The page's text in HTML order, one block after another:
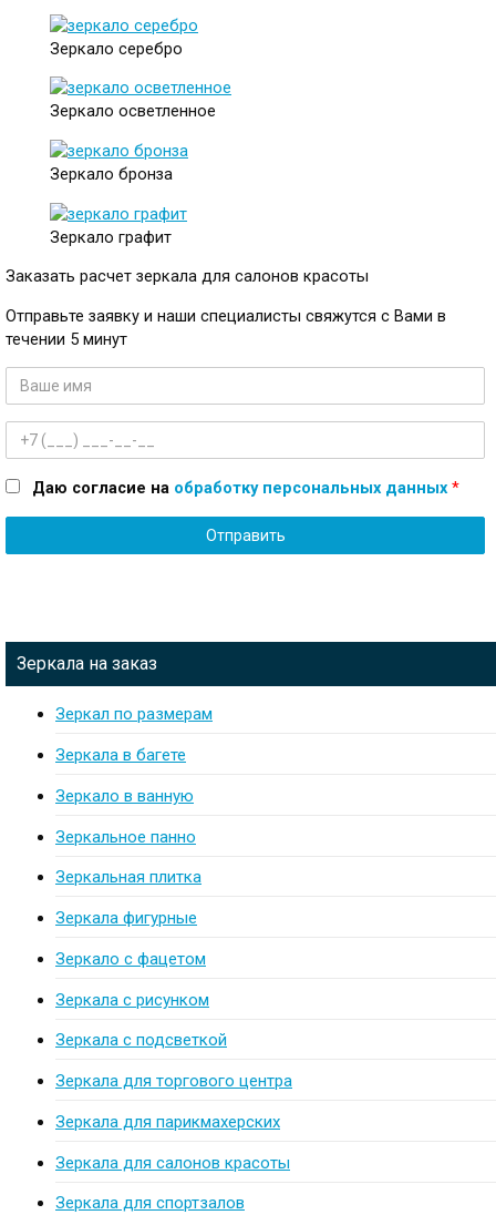
Зеркала на заказ
Зеркал по размерам
Зеркала в багете
Зеркало в ванную
Зеркальное панно
Зеркальная плитка
Зеркала фигурные
Зеркало с фацетом
Зеркала с рисунком
Зеркала с подсветкой
Зеркала для торгового центра
Зеркала для парикмахерских
Зеркала для салонов красоты
Зеркала для спортзалов
Зеркало серебро
Зеркало осветленное
Зеркало бронза
Зеркало графит
Заказать расчет зеркала для салонов красоты
Отправьте заявку и наши специалисты свяжутся с Вами в
течении 5 минут
Имя
Телефон
Даю согласие на обработку персональных данных*